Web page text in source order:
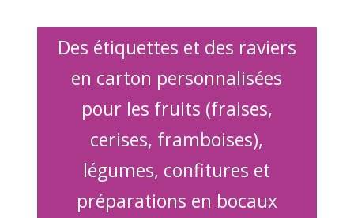
Des étiquettes et des raviers
en carton personnalisées
pour les fruits (fraises,
cerises, framboises),
légumes, confitures et
préparations en bocaux